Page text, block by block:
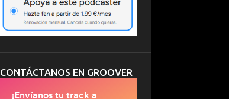
CONTÁCTANOS EN GROOVER